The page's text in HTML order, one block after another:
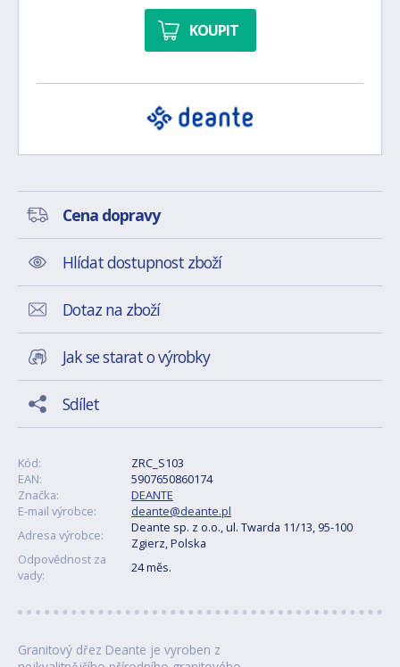
KOUPIT
Cena dopravy
Hlídat dostupnost zboží
Dotaz na zboží
Jak se starat o výrobky
Sdílet
Kód:
ZRC_S103
EAN:
5907650860174
Značka:
DEANTE
E-mail výrobce:
deante@deante.pl
Adresa výrobce:
Deante sp. z o.o., ul. Twarda 11/13, 95-100
Zgierz, Polska
Odpovědnost za
vady:
24 měs.
Granitový dřez Deante je vyroben z